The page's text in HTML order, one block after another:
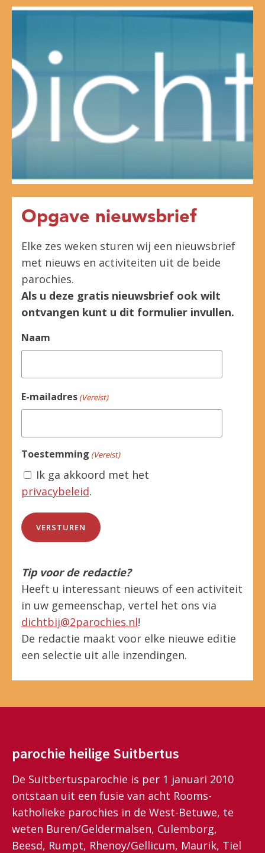
Opgave nieuwsbrief
Elke zes weken sturen wij een nieuwsbrief
met nieuws en activiteiten uit de beide
parochies.
Als u deze gratis nieuwsbrief ook wilt
ontvangen kunt u dit formulier invullen.
Naam
E-mailadres (Vereist)
Toestemming (Vereist)
Ik ga akkoord met het
privacybeleid.
Tip voor de redactie?
Heeft u interessant nieuws of een activiteit
in uw gemeenschap, vertel het ons via
dichtbij@2parochies.nl!
De redactie maakt voor elke nieuwe editie
een selectie uit alle inzendingen.
parochie heilige Suitbertus
De Suitbertusparochie is per 1 januari 2010
ontstaan uit een fusie van acht Rooms-
katholieke parochies in de West-Betuwe, te
weten Buren/Geldermalsen, Culemborg,
Beesd, Rumpt, Rhenoy/Gellicum, Maurik, Tiel